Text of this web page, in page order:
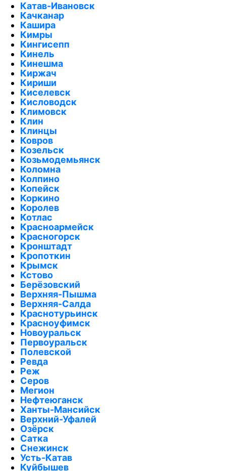
Катав-Ивановск
Качканар
Кашира
Кимры
Кингисепп
Кинель
Кинешма
Киржач
Кириши
Киселевск
Кисловодск
Климовск
Клин
Клинцы
Ковров
Козельск
Козьмодемьянск
Коломна
Колпино
Копейск
Коркино
Королев
Котлас
Красноармейск
Красногорск
Кронштадт
Кропоткин
Крымск
Кстово
Берёзовский
Верхняя-Пышма
Верхняя-Салда
Краснотурьинск
Красноуфимск
Новоуральск
Первоуральск
Полевской
Ревда
Реж
Серов
Мегион
Нефтеюганск
Ханты-Мансийск
Верхний-Уфалей
Озёрск
Сатка
Снежинск
Усть-Катав
Куйбышев